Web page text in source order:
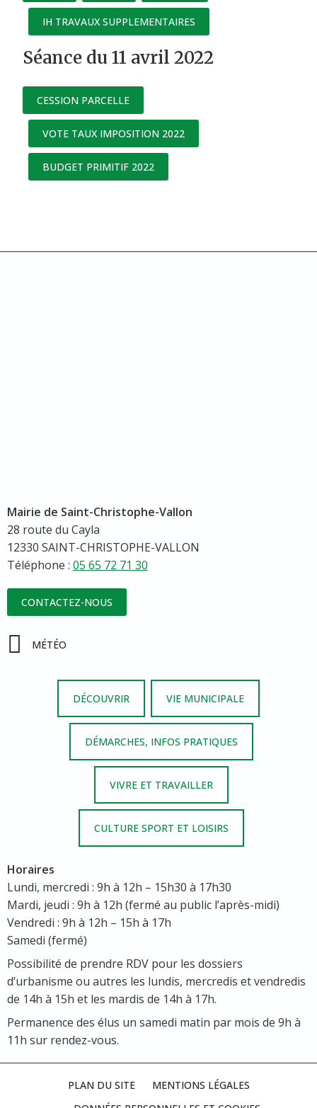
IH TRAVAUX SUPPLEMENTAIRES
Séance du 11 avril 2022
CESSION PARCELLE
VOTE TAUX IMPOSITION 2022
BUDGET PRIMITIF 2022
Mairie de Saint-Christophe-Vallon
28 route du Cayla
12330 SAINT-CHRISTOPHE-VALLON
Téléphone : 05 65 72 71 30
CONTACTEZ-NOUS
MÉTÉO
DÉCOUVRIR VIE MUNICIPALE
DÉMARCHES, INFOS PRATIQUES
VIVRE ET TRAVAILLER
CULTURE SPORT ET LOISIRS
Horaires
Lundi, mercredi : 9h à 12h – 15h30 à 17h30
Mardi, jeudi : 9h à 12h (fermé au public l’après-midi)
Vendredi : 9h à 12h – 15h à 17h
Samedi (fermé)
Possibilité de prendre RDV pour les dossiers
d’urbanisme ou autres les lundis, mercredis et vendredis
de 14h à 15h et les mardis de 14h à 17h.
Permanence des élus un samedi matin par mois de 9h à
11h sur rendez-vous.
PLAN DU SITE
MENTIONS LÉGALES